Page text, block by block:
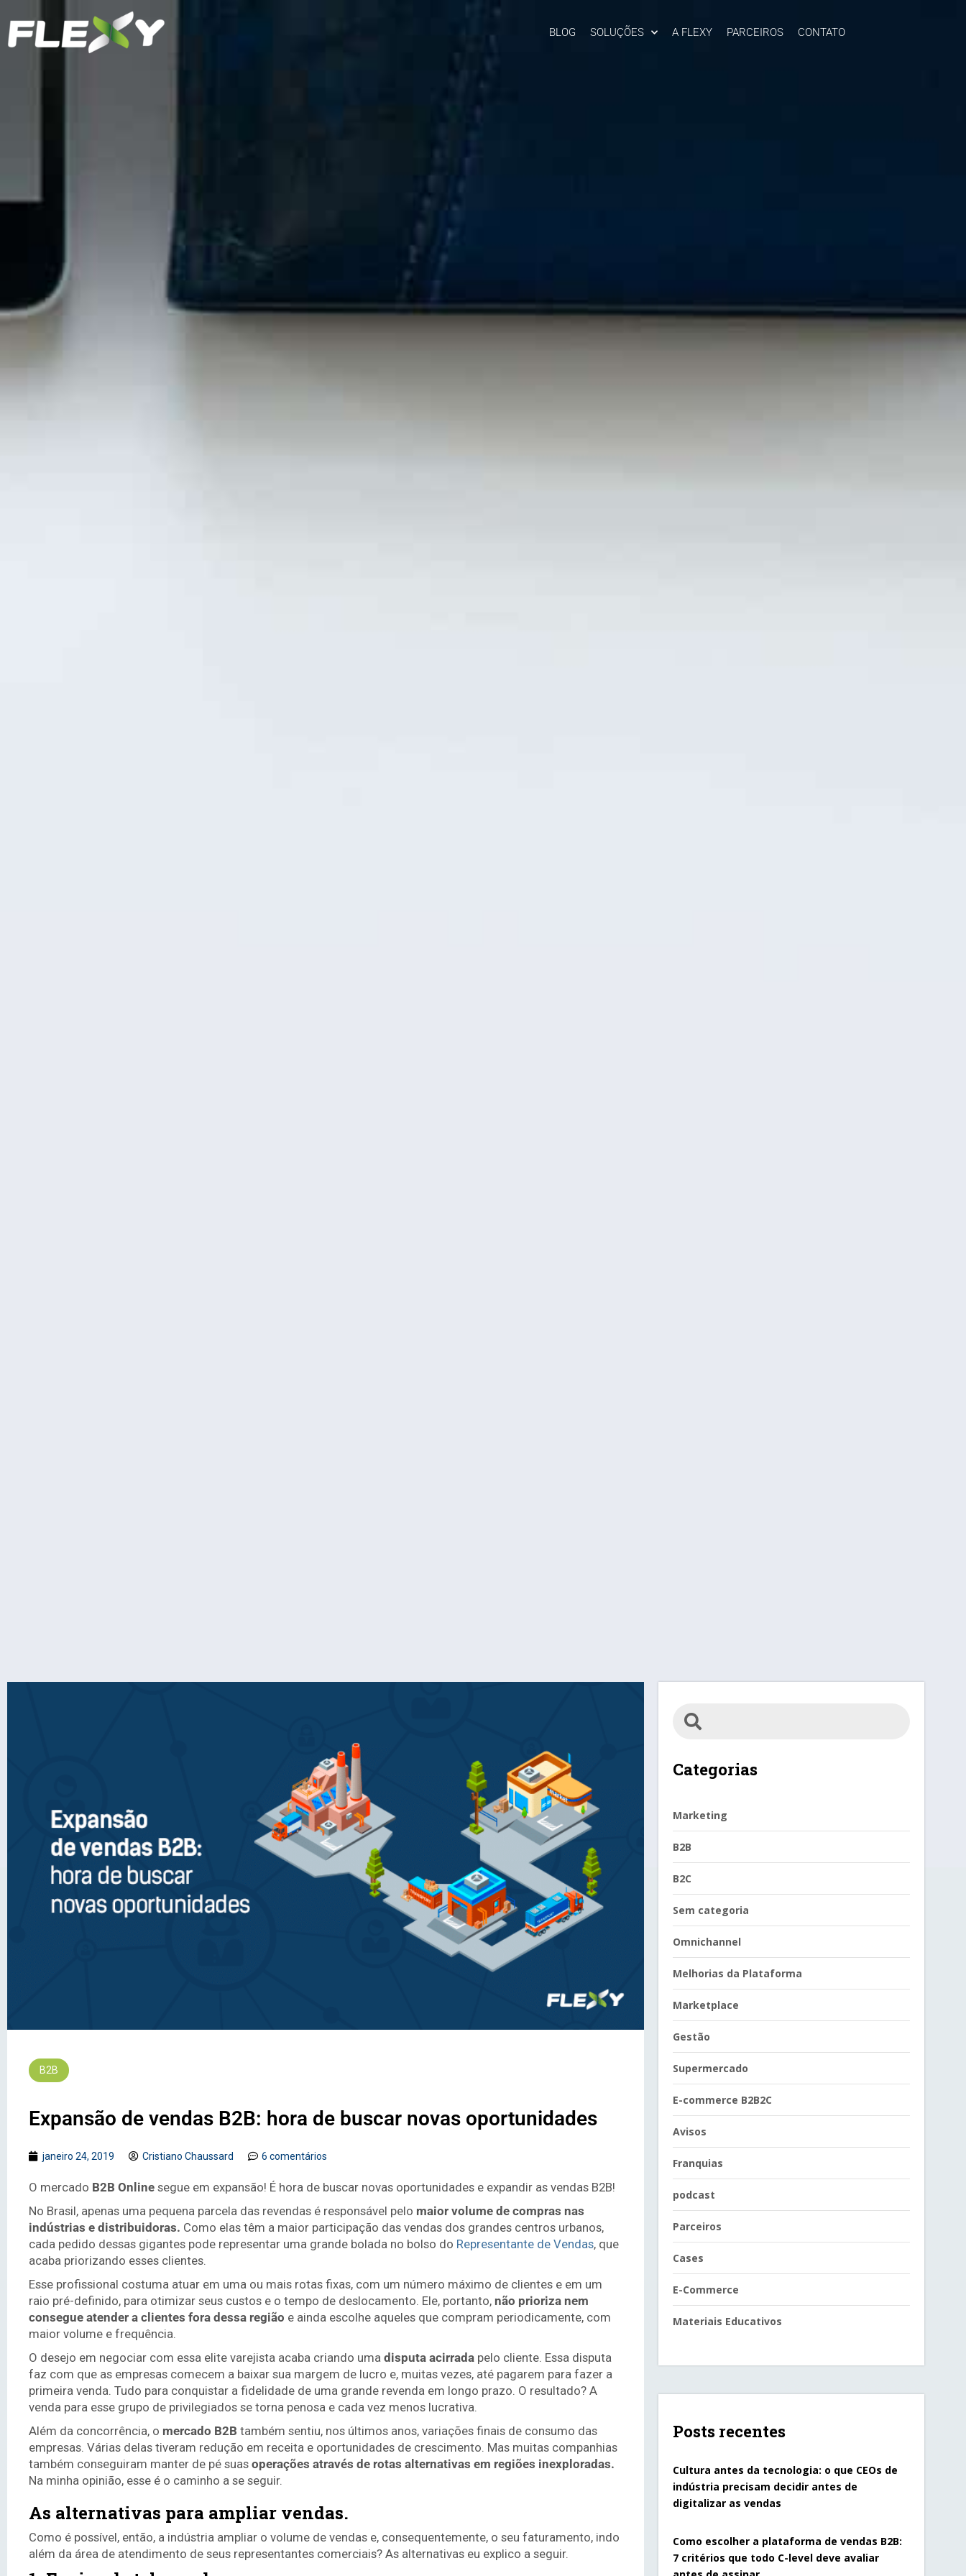
BLOG SOLUÇÕES A FLEXY PARCEIROS CONTATO
B2B
Expansão de vendas B2B: hora de buscar novas oportunidades
janeiro 24, 2019 Cristiano Chaussard 6 comentários
O mercado B2B Online segue em expansão! É hora de buscar novas oportunidades e expandir as vendas B2B!
No Brasil, apenas uma pequena parcela das revendas é responsável pelo maior volume de compras nas
indústrias e distribuidoras. Como elas têm a maior participação das vendas dos grandes centros urbanos,
cada pedido dessas gigantes pode representar uma grande bolada no bolso do Representante de Vendas, que
acaba priorizando esses clientes.
Esse profissional costuma atuar em uma ou mais rotas fixas, com um número ​máximo ​de clientes e em um
raio pré-definido, para otimizar ​seus custos e o tempo de deslocamento. Ele, portanto, não prioriza nem
consegue atender a clientes fora dessa região e ainda escolhe aqueles que compram periodicamente, com
maior volume e frequência​.
O desejo em negociar com essa elite varejista acaba criando uma disputa acirrada pelo cliente. Essa disputa
faz com que as empresas comecem a baixar sua margem de lucro e, muitas vezes, até pagarem para fazer a
primeira venda. Tudo para conquistar a fidelidade de uma grande revenda em longo prazo. O resultado? A
venda para esse grupo de privilegiados se torna penosa e cada vez menos lucrativa.
Além da concorrência, o mercado B2B também sentiu, nos últimos anos, variações finais de consumo das
empresas. Várias delas tiveram redução em receita e oportunidades de crescimento. Mas muitas companhias
também conseguiram manter de pé suas operações através de rotas alternativas em regiões inexploradas.
Na minha opinião, esse é o caminho a se seguir.
As alternativas para ampliar vendas.
Como ​é possível, então, ​a indústria ​ampliar o volume de vendas ​e, consequentemente, o seu faturamento, indo
além da área de atendimento ​de seus representante​s​ comerciais? As alternativas eu explico a seguir.
Categorias
Marketing
B2B
B2C
Sem categoria
Omnichannel
Melhorias da Plataforma
Marketplace
Gestão
Supermercado
E-commerce B2B2C
Avisos
Franquias
podcast
Parceiros
Cases
E-Commerce
Materiais Educativos
Posts recentes
Cultura antes da tecnologia: o que CEOs de
indústria precisam decidir antes de
digitalizar as vendas
Como escolher a plataforma de vendas B2B:
7 critérios que todo C-level deve avaliar